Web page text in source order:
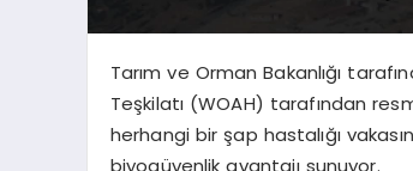
Tarım ve Orman Bakanlığı
Teşkilatı (WOAH) tarafından
herhangi bir şap hastalığı
biyogüvenlik avantajı sunuyor.